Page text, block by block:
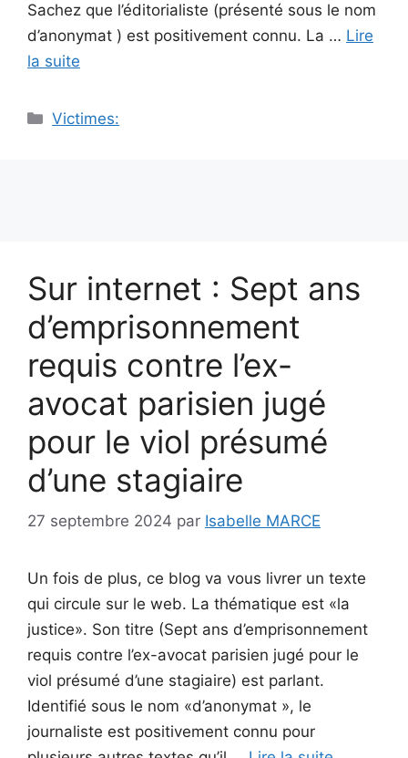
Sachez que l’éditorialiste (présenté sous le nom
d’anonymat ) est positivement connu. La … Lire
la suite
Catégories
Victimes:
Sur internet : Sept ans
d’emprisonnement
requis contre l’ex-
avocat parisien jugé
pour le viol présumé
d’une stagiaire
27 septembre 2024 par Isabelle MARCE
Un fois de plus, ce blog va vous livrer un texte
qui circule sur le web. La thématique est «la
justice». Son titre (Sept ans d’emprisonnement
requis contre l’ex-avocat parisien jugé pour le
viol présumé d’une stagiaire) est parlant.
Identifié sous le nom «d’anonymat », le
journaliste est positivement connu pour